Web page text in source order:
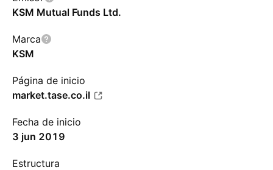
KSM Mutual Funds Ltd.
Marca
KSM
Página de inicio
market.tase.co.il
Fecha de inicio
3 jun 2019
Estructura